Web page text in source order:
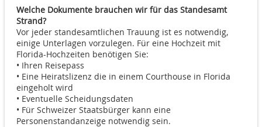
Welche Dokumente brauchen wir für das Standesamt
Strand?
Vor jeder standesamtlichen Trauung ist es notwendig,
einige Unterlagen vorzulegen. Für eine Hochzeit mit
Florida-Hochzeiten benötigen Sie:
• Ihren Reisepass
• Eine Heiratslizenz die in einem Courthouse in Florida
eingeholt wird
• Eventuelle Scheidungsdaten
• Für Schweizer Staatsbürger kann eine
Personenstandanzeige notwendig sein.